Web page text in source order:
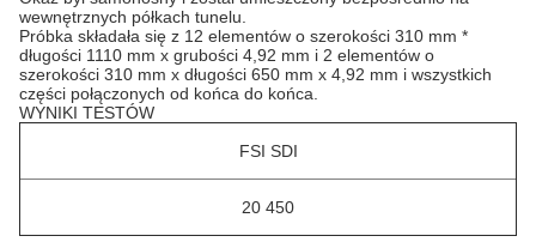
wewnętrznych półkach tunelu.
Próbka składała się z 12 elementów o szerokości 310 mm *
długości 1110 mm x grubości 4,92 mm i 2 elementów o
szerokości 310 mm x długości 650 mm x 4,92 mm i wszystkich
części połączonych od końca do końca.
WYNIKI TESTÓW
FSI SDI
20 450